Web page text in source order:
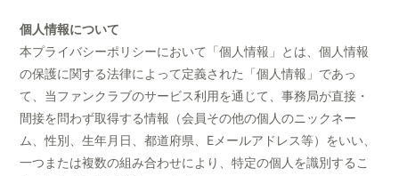
個人情報について
本プライバシーポリシーにおいて「個人情報」とは、個人情報
の保護に関する法律によって定義された「個人情報」であっ
て、当ファンクラブのサービス利用を通じて、事務局が直接・
間接を問わず取得する情報（会員その他の個人のニックネー
ム、性別、生年月日、都道府県、Eメールアドレス等）をいい、
一つまたは複数の組み合わせにより、特定の個人を識別するこ